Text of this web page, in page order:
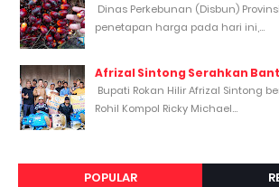
Dinas Perkebunan (Disbun)
penetapan harga pada hari ini,...
Afrizal Sintong Serahkan
Bupati Rokan Hilir Afrizal Sintong
Rohil Kompol Ricky Michael...
POPULAR